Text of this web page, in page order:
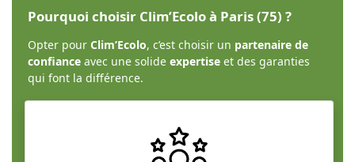
Pourquoi choisir Clim’Ecolo à Paris (75) ?
Opter pour Clim’Ecolo, c’est choisir un partenaire de
confiance avec une solide expertise et des garanties
qui font la différence.